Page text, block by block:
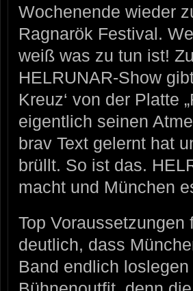
Wochenende wieder
Ragnarök Festival.
weiß was zu tun ist!
HELRUNAR-Show
Kreuz‘ von der Platte
eigentlich seinen
brav Text gelernt hat
brüllt. So ist das.
macht und München
Top
deutlich, dass
Band endlich